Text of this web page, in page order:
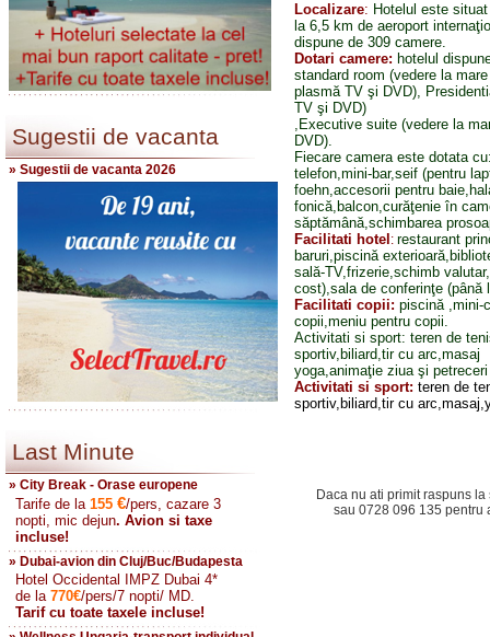
Sugestii de vacanta
» Sugestii de vacanta 2026
Last Minute
» City Break - Orase europene
Tarife de la 155 €/pers, cazare 3
nopti, mic dejun. Avion si taxe
incluse!
» Dubai-avion din Cluj/Buc/Budapesta
Hotel Occidental IMPZ Dubai 4*
de la 770€/pers/7 nopti/ MD.
Tarif cu toate taxele incluse!
Localizare: Hotelul este
la 6,5 km de aeroport
dispune de 309 camere.
Dotari camere: hotelul
standard room (vedere la
plasmă TV şi DVD),
TV şi DVD)
,Executive suite (vedere la
DVD).
Fiecare camera este dotata
telefon,mini-bar,seif (pentru
foehn,accesorii pentru
fonică,balcon,curăţenie în
săptămână,schimbarea
Facilitati hotel : restaurant
baruri,piscină
sală-TV,frizerie,schimb
cost),sala de conferinţe (până
Facilitati copii: piscină ,mini-
copii,meniu pentru copii.
Activitati si sport: teren de
sportiv,biliard,tir cu arc,masaj
yoga,animaţie ziua şi
Activitati si sport: teren de
sportiv,biliard,tir cu
Daca nu ati primit raspuns
sau 0728 096 135 pentru